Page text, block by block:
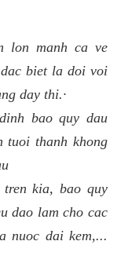
lon manh ca ve
biet la doi voi
day thi.·
bao quy dau
tuoi thanh khong
kia, bao quy
dao lam cho cac
nuoc dai kem,...